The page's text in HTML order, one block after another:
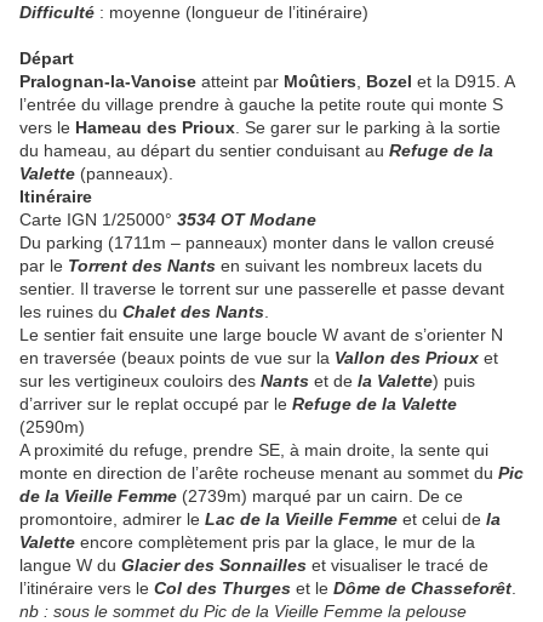
Difficulté : moyenne (longueur de l’itinéraire)
Départ
Pralognan-la-Vanoise atteint par Moûtiers Bozel et la D915. A
l’entrée du village prendre à gauche la petite route qui monte S
vers le Hameau des Prioux . Se garer sur le parking à la sortie
du hameau, au départ du sentier conduisant au Refuge de la
Valette (panneaux).
Itinéraire
Carte IGN 1/25000° 3534 OT Modane
Du parking (1711m – panneaux) monter dans le vallon creusé
par le Torrent des Nants en suivant les nombreux lacets du
sentier. Il traverse le torrent sur une passerelle et passe devant
les ruines du Chalet des Nants
Le sentier fait ensuite une large boucle W avant de s’orienter N
en traversée (beaux points de vue sur la Vallon des Prioux et
sur les vertigineux couloirs des Nants et de la Valette) puis
d’arriver sur le replat occupé par le Refuge de la Valette
(2590m)
A proximité du refuge, prendre SE, à main droite, la sente qui
monte en direction de l’arête rocheuse menant au sommet du Pic
de la Vieille Femme (2739m) marqué par un cairn. De ce
promontoire, admirer le Lac de la Vieille Femme et celui de la
Valette encore complètement pris par la glace, le mur de la
langue W du Glacier des Sonnailles et visualiser le tracé de
l’itinéraire vers le Col des Thurges et le Dôme de Chasseforêt
nb : sous le sommet du Pic de la Vieille Femme la pelouse